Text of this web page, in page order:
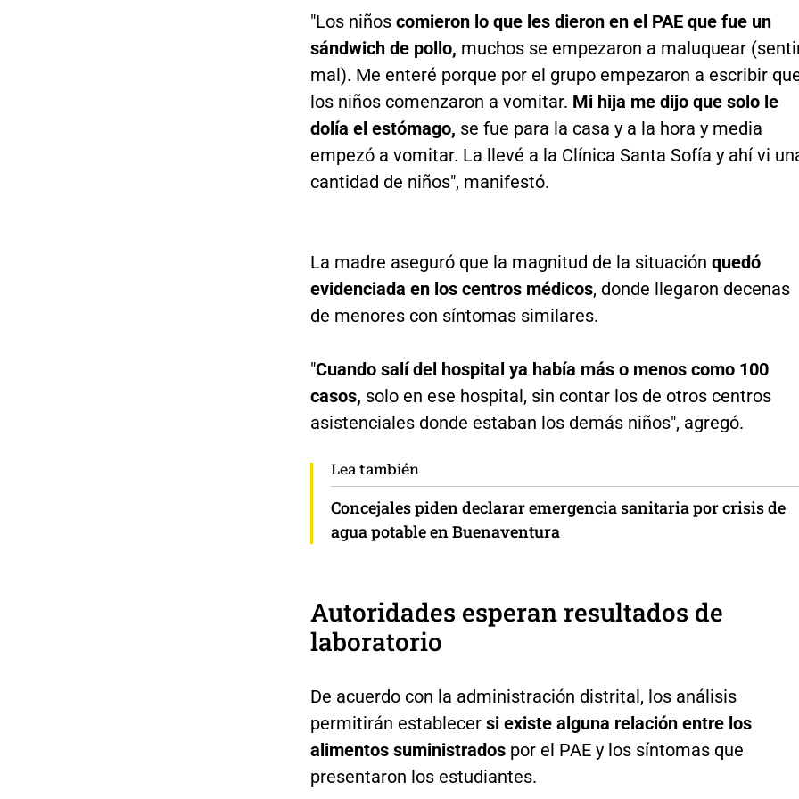
"Los niños comieron lo que les dieron en el PAE que fue un
sándwich de pollo, muchos se empezaron a maluquear
mal). Me enteré porque por el grupo empezaron a escribir
los niños comenzaron a vomitar. Mi hija me dijo que solo le
dolía el estómago, se fue para la casa y a la hora y media
empezó a vomitar. La llevé a la Clínica Santa Sofía y ahí vi
cantidad de niños", manifestó.
La madre aseguró que la magnitud de la situación quedó
evidenciada en los centros médicos, donde llegaron decenas
de menores con síntomas similares.
"Cuando salí del hospital ya había más o menos como 100
casos, solo en ese hospital, sin contar los de otros centros
asistenciales donde estaban los demás niños", agregó.
Lea también
Concejales piden declarar emergencia sanitaria por crisis de
agua potable en Buenaventura
Autoridades esperan resultados de
laboratorio
De acuerdo con la administración distrital, los análisis
permitirán establecer si existe alguna relación entre los
alimentos suministrados por el PAE y los síntomas que
presentaron los estudiantes.